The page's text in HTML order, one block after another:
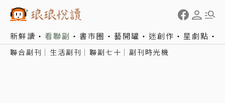
新鮮讀 看聯副 書市圈 藝開罐 迷創作 星劇點
聯合副刊 生活副刊 聯副七十 副刊時光機